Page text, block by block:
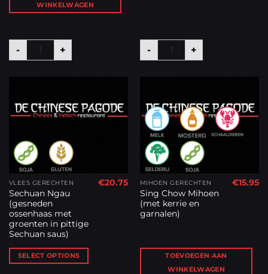
WINKELWAGEN
-
Mihoen met garnalen aantal
+ -
Sechuan Eend
+
VLEES GERECHTEN
Sechuan Ngau
(gesneden
ossenhaas met
groenten in pittige
Sechuan saus)
€20.75
SELECT OPTIONS
MIHOEN GERECHTEN
Sing Chow Mihoen
(met kerrie en
garnalen)
€15.95
TOEVOEGEN AAN
WINKELWAGEN